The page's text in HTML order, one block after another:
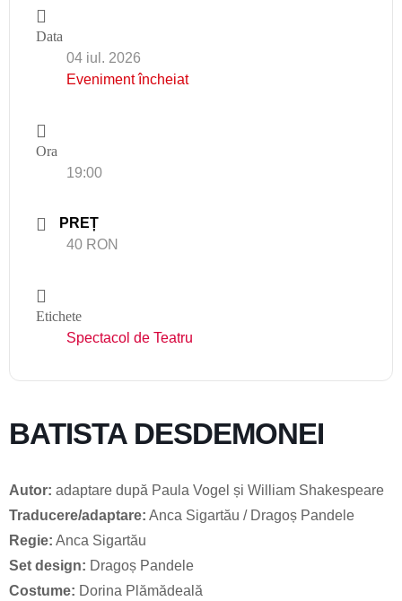
Data
04 iul. 2026
Eveniment încheiat
Ora
19:00
PREȚ
40 RON
Etichete
Spectacol de Teatru
BATISTA DESDEMONEI
Autor: adaptare după Paula Vogel și William Shakespeare
Traducere/adaptare: Anca Sigartău / Dragoș Pandele
Regie: Anca Sigartău
Set design: Dragoș Pandele
Costume: Dorina Plămădeală